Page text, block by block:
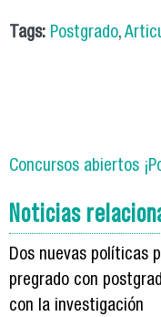
Tags: Postgrado,
Concursos abiertos
Noticias
Dos nuevas políticas
pregrado con
con la investigación